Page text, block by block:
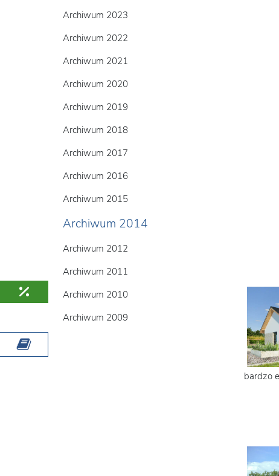
Archiwum 2023
Archiwum 2022
Archiwum 2021
Archiwum 2020
Archiwum 2019
Archiwum 2018
Archiwum 2017
Archiwum 2016
Archiwum 2015
Archiwum 2014
Archiwum 2012
Archiwum 2011
Archiwum 2010
Archiwum 2009
bardzo